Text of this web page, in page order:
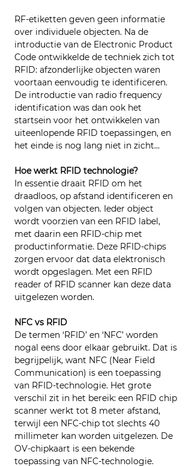
RF-etiketten geven geen informatie
over individuele objecten. Na de
introductie van de Electronic Product
Code ontwikkelde de techniek zich tot
RFID: afzonderlijke objecten waren
voortaan eenvoudig te identificeren.
De introductie van radio frequency
identification was dan ook het
startsein voor het ontwikkelen van
uiteenlopende RFID toepassingen, en
het einde is nog lang niet in zicht…
Hoe werkt RFID technologie?
In essentie draait RFID om het
draadloos, op afstand identificeren en
volgen van objecten. Ieder object
wordt voorzien van een RFID label,
met daarin een RFID-chip met
productinformatie. Deze RFID-chips
zorgen ervoor dat data elektronisch
wordt opgeslagen. Met een RFID
reader of RFID scanner kan deze data
uitgelezen worden.
NFC vs RFID
De termen ‘RFID’ en ‘NFC’ worden
nogal eens door elkaar gebruikt. Dat is
begrijpelijk, want NFC (Near Field
Communication) is een toepassing
van RFID-technologie. Het grote
verschil zit in het bereik: een RFID chip
scanner werkt tot 8 meter afstand,
terwijl een NFC-chip tot slechts 40
millimeter kan worden uitgelezen. De
OV-chipkaart is een bekende
toepassing van NFC-technologie.